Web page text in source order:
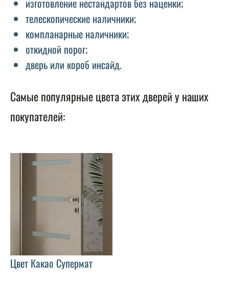
телескопические наличники;
компланарные наличники;
откидной порог;
дверь или короб инсайд.
Самые популярные цвета этих дверей у наших
покупателей:
Цвет Какао Супермат